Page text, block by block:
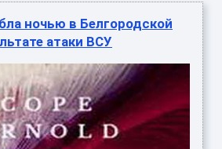
ночью в Белгородской
атаки ВСУ